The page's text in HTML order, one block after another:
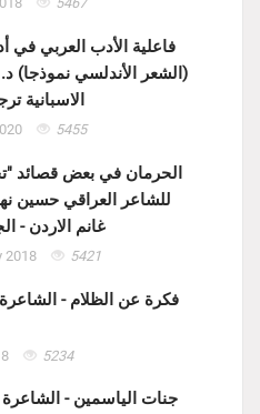
فاعلية الأدب العربي في
(الشعر الأندلسي نموذجا)
الاسبانية
5455
الحرمان في بعض قصائد
للشاعر العراقي حسين
غانم الاردن -
2018 5421
فكرة عن الظلام - الشاعرة
5234
جنات الياسمين - الشاعرة